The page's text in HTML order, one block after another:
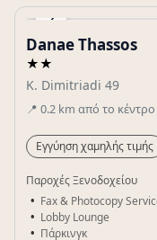
‹
Gallery
Danae Thassos
★★
K. Dimitriadi 49
📍 0.2 km από το κέντρο
Εγγύηση χαμηλής τιμής
Παροχές Ξενοδοχείου
Fax & Photocopy
Lobby Lounge
Πάρκινγκ